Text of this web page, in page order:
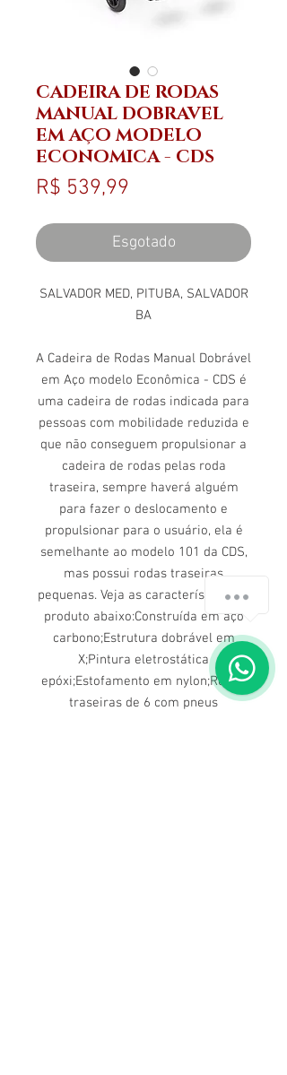
CADEIRA DE RODAS
MANUAL DOBRAVEL
EM AÇO MODELO
ECONOMICA - CDS
R$ 539,99
Esgotado
SALVADOR MED, PITUBA, SALVADOR
BA
A Cadeira de Rodas Manual Dobrável
em Aço modelo Econômica - CDS é
uma cadeira de rodas indicada para
pessoas com mobilidade reduzida e
que não conseguem propulsionar a
cadeira de rodas pelas roda
traseira, sempre haverá alguém
para fazer o deslocamento e
propulsionar para o usuário, ela é
semelhante ao modelo 101 da CDS,
mas possui rodas traseiras
pequenas. Veja as características do
produto abaixo:Construída em aço
carbono;Estrutura dobrável em
X;Pintura eletrostática
epóxi;Estofamento em nylon;Rodas
traseiras de 6 com pneus